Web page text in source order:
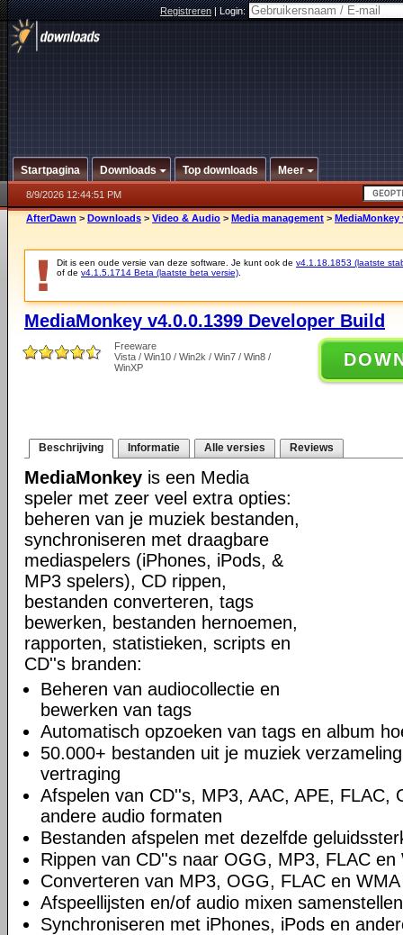
Registreren|Login:
Startpagina Downloads Top downloads Meer
8/9/2026 12:44:51 PM
AfterDawn > Downloads > Video & Audio > Media management > MediaMonkey
Dit is een oude versie van deze software. Je kunt ook de v4.1.18.1853 (laatste
of de v4.1.5.1714 Beta (laatste beta versie)
MediaMonkey v4.0.0.1399 Developer Build
Freeware
Vista / Win10 / Win2k / Win7 / Win8 /
WinXP
Beschrijving Informatie Alle versies Reviews
MediaMonkey is een Media
speler met zeer veel extra opties:
beheren van je muziek bestanden,
synchroniseren met draagbare
mediaspelers (iPhones, iPods, &
MP3 spelers), CD rippen,
bestanden converteren, tags
bewerken, bestanden hernoemen,
rapporten, statistieken, scripts en
CD''s branden:
Beheren van audiocollectie en
bewerken van tags
Automatisch opzoeken van tags en album
50.000+ bestanden uit je muziek
vertraging
Afspelen van CD''s, MP3, AAC, APE, FLAC,
andere audio formaten
Bestanden afspelen met dezelfde
Rippen van CD''s naar OGG, MP3, FLAC en
Converteren van MP3, OGG, FLAC en WMA
Afspeellijsten en/of audio mixen samenstellen
Synchroniseren met iPhones, iPods en